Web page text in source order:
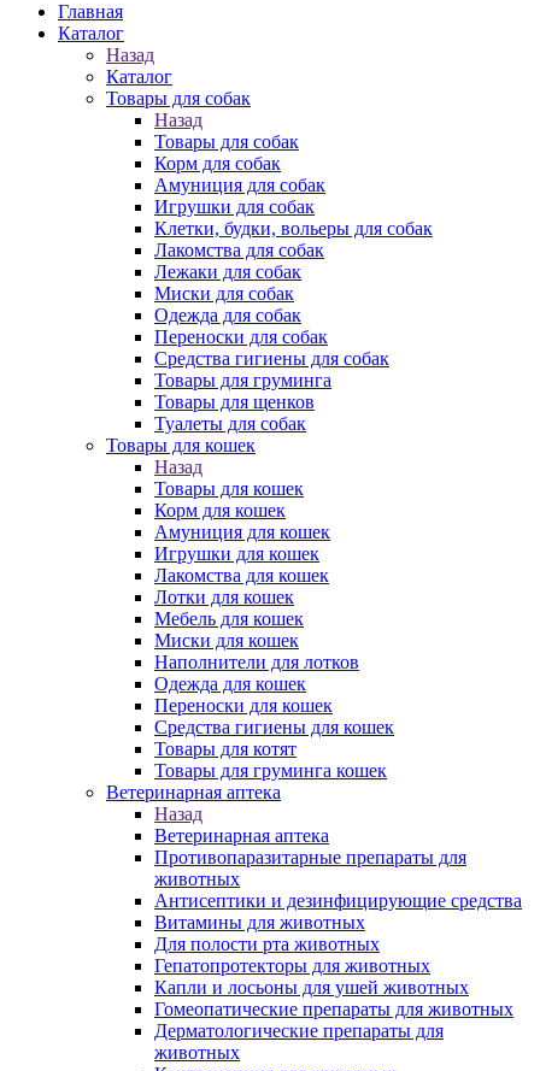
Главная
Каталог
Назад
Каталог
Товары для собак
Назад
Товары для собак
Корм для собак
Амуниция для собак
Игрушки для собак
Клетки, будки, вольеры для собак
Лакомства для собак
Лежаки для собак
Миски для собак
Одежда для собак
Переноски для собак
Средства гигиены для собак
Товары для груминга
Товары для щенков
Туалеты для собак
Товары для кошек
Назад
Товары для кошек
Корм для кошек
Амуниция для кошек
Игрушки для кошек
Лакомства для кошек
Лотки для кошек
Мебель для кошек
Миски для кошек
Наполнители для лотков
Одежда для кошек
Переноски для кошек
Средства гигиены для кошек
Товары для котят
Товары для груминга кошек
Ветеринарная аптека
Назад
Ветеринарная аптека
Противопаразитарные препараты для
животных
Антисептики и дезинфицирующие средства
Витамины для животных
Для полости рта животных
Гепатопротекторы для животных
Капли и лосьоны для ушей животных
Гомеопатические препараты для животных
Дерматологические препараты для
животных